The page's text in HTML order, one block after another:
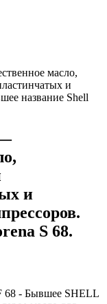
и
S 68.